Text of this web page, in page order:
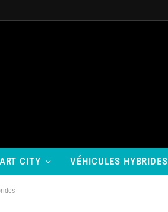
CITY VÉHICULES HYBRIDES